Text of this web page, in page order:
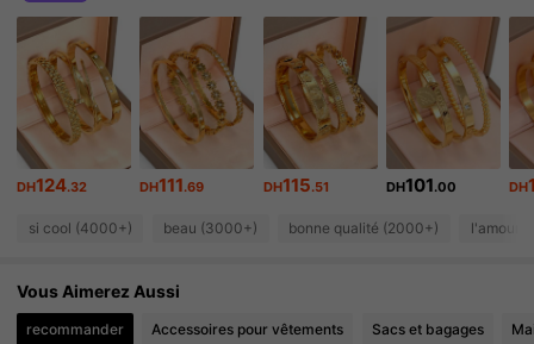
12K Suiveurs
4.92 12K Suiveurs
4.92 12K Suiveurs
4.92 12K Suiveurs
DH124.32 DH111.69 DH115.51 DH101.00 DH
si cool (4000+) beau (3000+) bonne qualité (2000+) l'amour
Vous Aimerez Aussi
recommander Accessoires pour vêtements Sacs et bagages